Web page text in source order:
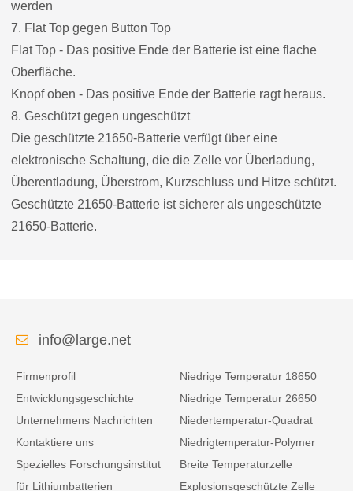
werden
7. Flat Top gegen Button Top
Flat Top - Das positive Ende der Batterie ist eine flache
Oberfläche.
Knopf oben - Das positive Ende der Batterie ragt heraus.
8. Geschützt gegen ungeschützt
Die geschützte 21650-Batterie verfügt über eine
elektronische Schaltung, die die Zelle vor Überladung,
Überentladung, Überstrom, Kurzschluss und Hitze schützt.
Geschützte 21650-Batterie ist sicherer als ungeschützte
21650-Batterie.
info@large.net
Firmenprofil
Entwicklungsgeschichte
Unternehmens Nachrichten
Kontaktiere uns
Spezielles Forschungsinstitut
für Lithiumbatterien
Niedrige Temperatur 18650
Niedrige Temperatur 26650
Niedertemperatur-Quadrat
Niedrigtemperatur-Polymer
Breite Temperaturzelle
Explosionsgeschützte Zelle